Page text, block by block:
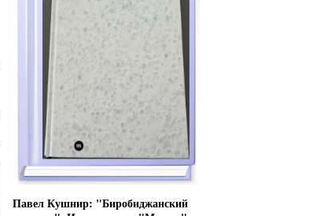
Павел Кушнир: "Биробиджанский